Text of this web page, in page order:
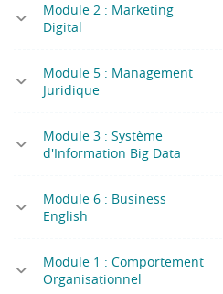
Module 2 : Marketing
Digital
Module 5 : Management
Juridique
Module 3 : Système
d'Information Big Data
Module 6 : Business
English
Module 1 : Comportement
Organisationnel